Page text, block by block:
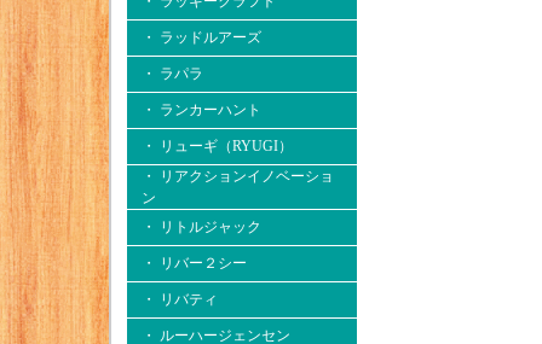
・ ラッドルアーズ
・ ラパラ
・ ランカーハント
・ リューギ（RYUGI）
・ リアクションイノベーショ
ン
・ リトルジャック
・ リバー２シー
・ リバティ
・ ルーハージェンセン